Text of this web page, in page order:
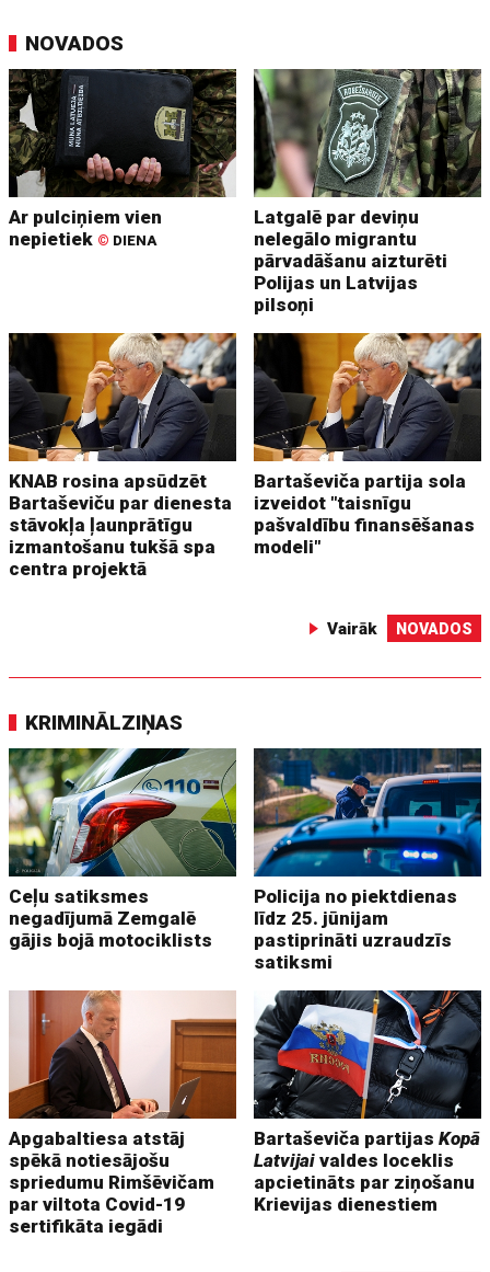
NOVADOS
Ar pulciņiem vien
nepietiek © DIENA
Latgalē par deviņu
nelegālo migrantu
pārvadāšanu aizturēti
Polijas un Latvijas
pilsoņi
KNAB rosina apsūdzēt
Bartaševiču par dienesta
stāvokļa ļaunprātīgu
izmantošanu tukšā spa
centra projektā
Bartaševiča partija sola
izveidot "taisnīgu
pašvaldību finansēšanas
modeli"
Vairāk NOVADOS
KRIMINĀLZIŅAS
Ceļu satiksmes
negadījumā Zemgalē
gājis bojā motociklists
Policija no piektdienas
līdz 25. jūnijam
pastiprināti uzraudzīs
satiksmi
Apgabaltiesa atstāj
spēkā notiesājošu
spriedumu Rimšēvičam
par viltota Covid-19
sertifikāta iegādi
Bartaševiča partijasKopā
Latvijai valdes loceklis
apcietināts par ziņošanu
Krievijas dienestiem